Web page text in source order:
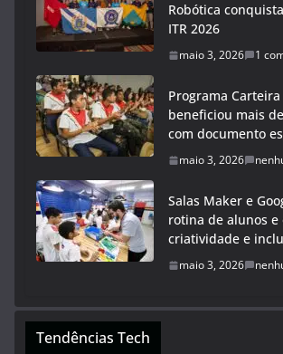
Robótica
ITR 2026
maio 3, 2026 1
Programa
beneficiou mais
com documento
maio 3, 2026
Salas Maker e
rotina de alunos e
criatividade e
maio 3, 2026
Tendências Tech